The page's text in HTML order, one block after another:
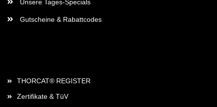
Unsere Tages-Specials
Gutscheine & Rabattcodes
THORCAT® REGISTER
Zertifikate & TüV